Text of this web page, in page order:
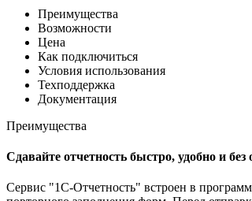
Преимущества
Возможности
Цена
Как подключиться
Условия использования
Техподдержка
Документация
Преимущества
Сдавайте отчетность быстро, удобно и
Сервис "1С-Отчетность" встроен в